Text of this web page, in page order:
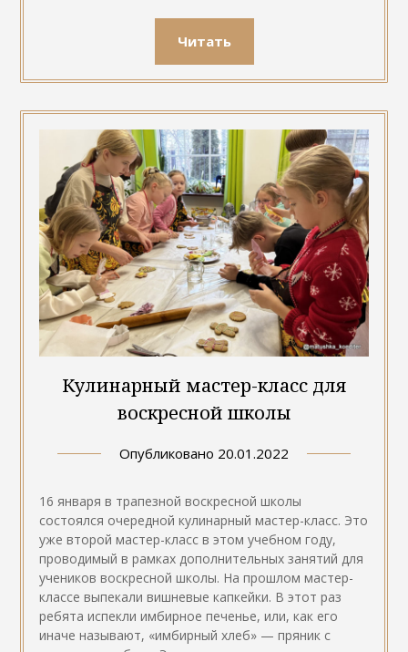
Читать
Кулинарный мастер-класс для
воскресной школы
Опубликовано 20.01.2022
16 января в трапезной воскресной школы
состоялся очередной кулинарный мастер-класс. Это
уже второй мастер-класс в этом учебном году,
проводимый в рамках дополнительных занятий для
учеников воскресной школы. На прошлом мастер-
классе выпекали вишневые капкейки. В этот раз
ребята испекли имбирное печенье, или, как его
иначе называют, «имбирный хлеб» — пряник с